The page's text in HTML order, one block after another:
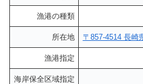
漁港の種類
所在地 〒857-4514 長崎
漁港指定
海岸保全区域指定